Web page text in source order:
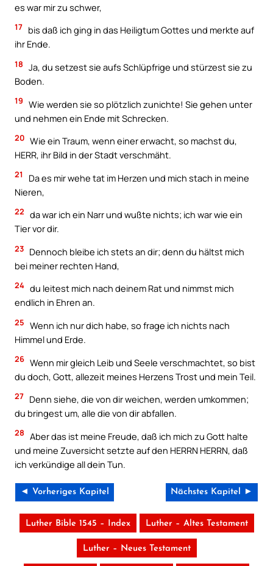
es war mir zu schwer,
17 bis daß ich ging in das Heiligtum Gottes und merkte auf
ihr Ende.
18 Ja, du setzest sie aufs Schlüpfrige und stürzest sie zu
Boden.
19 Wie werden sie so plötzlich zunichte! Sie gehen unter
und nehmen ein Ende mit Schrecken.
20 Wie ein Traum, wenn einer erwacht, so machst du,
HERR, ihr Bild in der Stadt verschmäht.
21
Da es mir wehe tat im Herzen und mich stach in meine
Nieren,
22 da war ich ein Narr und wußte nichts; ich war wie ein
Tier vor dir.
23 Dennoch bleibe ich stets an dir; denn du hältst mich
bei meiner rechten Hand,
24 du leitest mich nach deinem Rat und nimmst mich
endlich in Ehren an.
25 Wenn ich nur dich habe, so frage ich nichts nach
Himmel und Erde.
26 Wenn mir gleich Leib und Seele verschmachtet, so bist
du doch, Gott, allezeit meines Herzens Trost und mein Teil.
27 Denn siehe, die von dir weichen, werden umkommen;
du bringest um, alle die von dir abfallen.
28 Aber das ist meine Freude, daß ich mich zu Gott halte
und meine Zuversicht setzte auf den HERRN HERRN, daß
ich verkündige all dein Tun.
◄ Vorheriges Kapitel Nächstes Kapitel ►
Luther Bible 1545 – Index Luther – Altes Testament
Luther – Neues Testament